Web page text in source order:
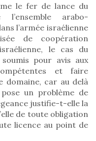
le fer de lance du
arabo-
l’armée israélienne
de coopération
le cas du
pour avis aux
et faire
domaine, car au delà
un problème de
justifie-t-elle la
de toute obligation
licence au point de